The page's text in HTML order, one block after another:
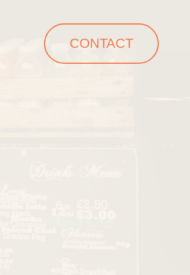
CONTACT